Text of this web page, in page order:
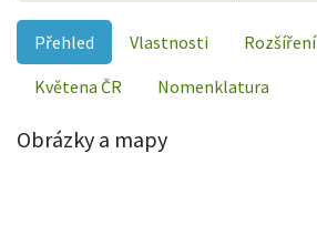
Přehled Vlastnosti Rozšíření
Květena ČR
Nomenklatura
Obrázky a mapy